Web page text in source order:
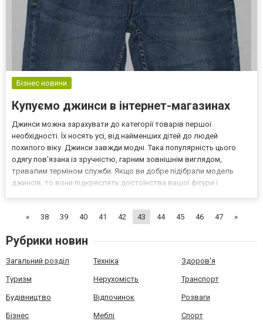
Бізнес новини
Купуємо джинси в інтернет-магазинах
Джинси можна зарахувати до категорії товарів першої
необхідності. Їх носять усі, від найменших дітей до людей
похилого віку. Джинси завжди модні. Така популярність цього
одягу пов'язана із зручністю, гарним зовнішнім виглядом,
тривалим терміном служби. Якщо ви добре підібрали модель
джинсів, то вони підкреслять достоїнства вашої фігури і
послуг...
« 38 39 40 41 42 43 44 45 46 47 »
Рубрики новин
Загальний розділ Техніка Здоров'я
Туризм Нерухомість Транспорт
Будівництво Відпочинок Розваги
Бізнес Меблі Спорт